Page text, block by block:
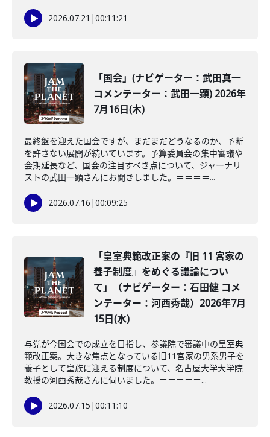
2026.07.21 |00:11:21
「国会」(ナビゲーター：武田真一
コメンテーター：武田一顕) 2026年
7月16日(木)
最終盤を迎えた国会ですが、まだまだどうなるのか、予断
を許さない展開が続いています。予算委員会の集中審議や
会期延長など、国会の注目すべき点について、ジャーナリ
ストの武田一顕さんにお聞きしました。＝＝＝＝...
2026.07.16 |00:09:25
「皇室典範改正案の『旧 11 宮家の
養子制度』をめぐる議論につい
て」（ナビゲーター：石田健 コメ
ンテーター：河西秀哉）2026年7月
15日(水)
与党が今国会での成立を目指し、参議院で審議中の皇室典
範改正案。大きな焦点となっている旧11宮家の男系男子を
養子として皇族に迎える制度について、名古屋大学大学院
教授の河西秀哉さんに伺いました。＝＝＝＝＝...
2026.07.15 |00:11:10